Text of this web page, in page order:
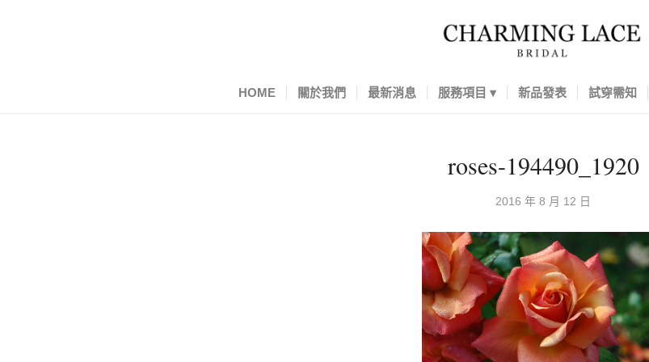
HOME 關於我們 最新消息 服務項目 新品發表 試穿需知
roses-194490_1920
2016 年 8 月 12 日